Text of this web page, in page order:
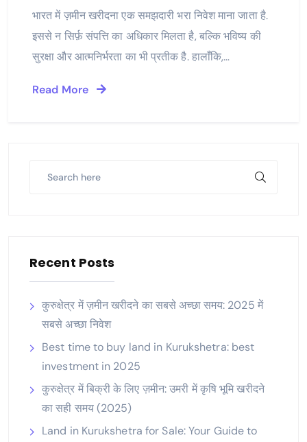
भारत में ज़मीन खरीदना एक समझदारी भरा निवेश माना जाता है.
इससे न सिर्फ़ संपत्ति का अधिकार मिलता है, बल्कि भविष्य की
सुरक्षा और आत्मनिर्भरता का भी प्रतीक है. हालाँकि,…
Read More
Recent Posts
कुरुक्षेत्र में ज़मीन खरीदने का सबसे अच्छा समय: 2025 में
सबसे अच्छा निवेश
Best time to buy land in Kurukshetra: best
investment in 2025
कुरुक्षेत्र में बिक्री के लिए ज़मीन: उमरी में कृषि भूमि खरीदने
का सही समय (2025)
Land in Kurukshetra for Sale: Your Guide to